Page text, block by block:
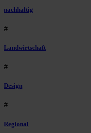
nachhaltig
#
Landwirtschaft
#
Design
#
Regional